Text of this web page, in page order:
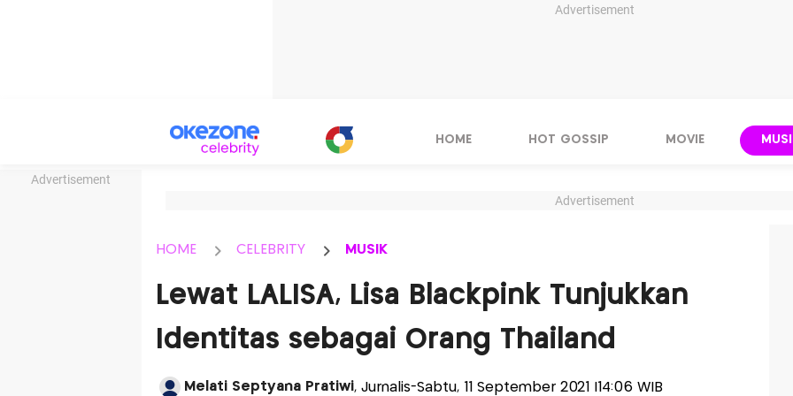
Advertisement
Advertisement
HOME HOT GOSSIP MOVIE
Advertisement
HOME CELEBRITY MUSIK
Lewat LALISA, Lisa Blackpink Tunjukkan
Identitas sebagai Orang Thailand
Melati Septyana Pratiwi, Jurnalis-Sabtu, 11 September 2021 |14:06 WIB